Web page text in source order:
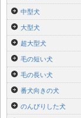
中型犬
大型犬
超大型犬
毛の短い犬
毛の長い犬
番犬向きの犬
のんびりした犬